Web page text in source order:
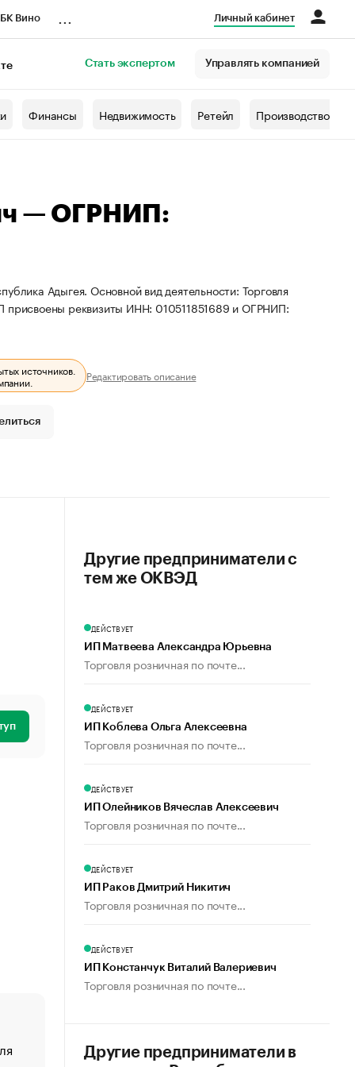
Вино Личный кабинет
Стать экспертом Управлять компанией
Финансы Недвижимость Ретейл Производство
— ОГРНИП:
Адыгея. Основной вид деятельности: Торговля
присвоены реквизиты ИНН: 010511851689 и ОГРНИП:
источников.
Редактировать описание
«От спорта тело стареет иначе». Как живет глава
Другие предприниматели с
тем же ОКВЭД
ДЕЙСТВУЕТ
ИП Матвеева Александра Юрьевна
Торговля розничная по почте...
ДЕЙСТВУЕТ
ИП Коблева Ольга Алексеевна
Торговля розничная по почте...
ДЕЙСТВУЕТ
ИП Олейников Вячеслав Алексеевич
Торговля розничная по почте...
ДЕЙСТВУЕТ
ИП Раков Дмитрий Никитич
Торговля розничная по почте...
ДЕЙСТВУЕТ
ИП Констанчук Виталий Валериевич
Торговля розничная по почте...
Другие предприниматели в